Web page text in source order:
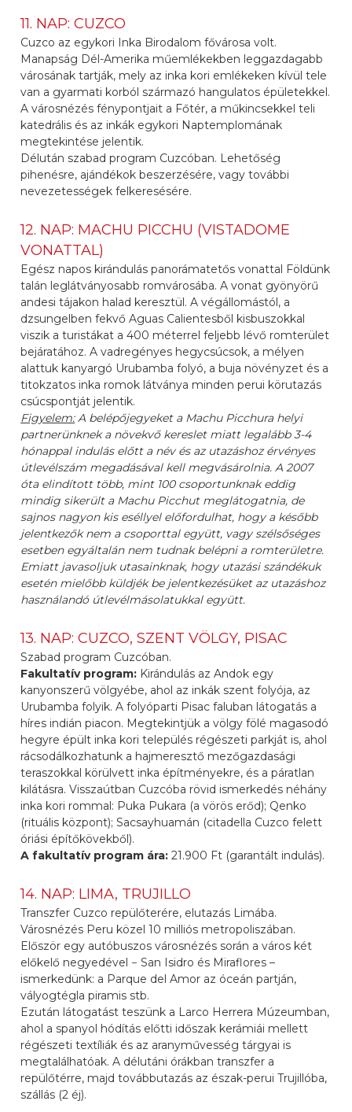
11. NAP: CUZCO
Cuzco az egykori Inka Birodalom fővárosa volt.
Manapság Dél-Amerika műemlékekben leggazdagabb
városának tartják, mely az inka kori emlékeken kívül tele
van a gyarmati korból származó hangulatos épületekkel.
A városnézés fénypontjait a Főtér, a műkincsekkel teli
katedrális és az inkák egykori Naptemplomának
megtekintése jelentik.
Délután szabad program Cuzcóban. Lehetőség
pihenésre, ajándékok beszerzésére, vagy további
nevezetességek felkeresésére.
12. NAP: MACHU PICCHU (VISTADOME
VONATTAL)
Egész napos kirándulás panorámatetős vonattal Földünk
talán leglátványosabb romvárosába. A vonat gyönyörű
andesi tájakon halad keresztül. A végállomástól, a
dzsungelben fekvő Aguas Calientesből kisbuszokkal
viszik a turistákat a 400 méterrel feljebb lévő romterület
bejáratához. A vadregényes hegycsúcsok, a mélyen
alattuk kanyargó Urubamba folyó, a buja növényzet és a
titokzatos inka romok látványa minden perui körutazás
csúcspontját jelentik.
Figyelem:A belépőjegyeket a Machu Picchura helyi
partnerünknek a növekvő kereslet miatt legalább 3-4
hónappal indulás előtt a név és az utazáshoz érvényes
útlevélszám megadásával kell megvásárolnia. A 2007
óta elindított több, mint 100 csoportunknak eddig
mindig sikerült a Machu Picchut meglátogatnia, de
sajnos nagyon kis eséllyel előfordulhat, hogy a később
jelentkezők nem a csoporttal együtt, vagy szélsőséges
esetben egyáltalán nem tudnak belépni a romterületre.
Emiatt javasoljuk utasainknak, hogy utazási szándékuk
esetén mielőbb küldjék be jelentkezésüket az utazáshoz
használandó útlevélmásolatukkal együtt.
13. NAP: CUZCO, SZENT VÖLGY, PISAC
Szabad program Cuzcóban.
Fakultatív program: Kirándulás az Andok egy
kanyonszerű völgyébe, ahol az inkák szent folyója, az
Urubamba folyik. A folyóparti Pisac faluban látogatás a
híres indián piacon. Megtekintjük a völgy fölé magasodó
hegyre épült inka kori település régészeti parkját is, ahol
rácsodálkozhatunk a hajmeresztő mezőgazdasági
teraszokkal körülvett inka építményekre, és a páratlan
kilátásra. Visszaútban Cuzcóba rövid ismerkedés néhány
inka kori rommal: Puka Pukara (a vörös erőd); Qenko
(rituális központ); Sacsayhuamán (citadella Cuzco felett
óriási építőkövekből).
A fakultatív program ára:21.900 Ft (garantált indulás).
14. NAP: LIMA, TRUJILLO
Transzfer Cuzco repülőterére, elutazás Limába.
Városnézés Peru közel 10 milliós metropoliszában.
Először egy autóbuszos városnézés során a város két
előkelő negyedével − San Isidro és Miraflores –
ismerkedünk: a Parque del Amor az óceán partján,
vályogtégla piramis stb.
Ezután látogatást teszünk a Larco Herrera Múzeumban,
ahol a spanyol hódítás előtti időszak kerámiái mellett
régészeti textíliák és az aranyművesség tárgyai is
megtalálhatóak. A délutáni órákban transzfer a
repülőtérre, majd továbbutazás az észak-perui Trujillóba,
szállás (2 éj).